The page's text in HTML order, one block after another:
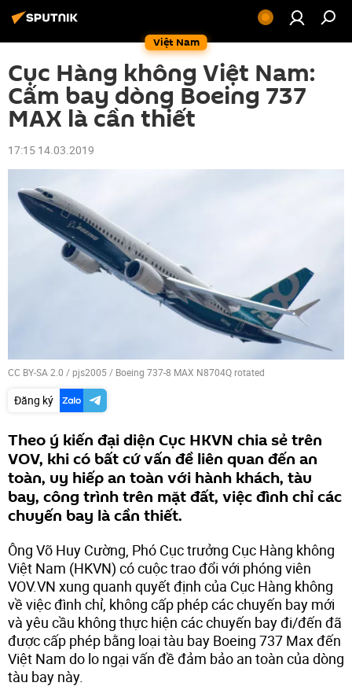
Việt Nam
Cục Hàng không Việt Nam:
Cấm bay dòng Boeing 737
MAX là cần thiết
17:15 14.03.2019
CC BY-SA 2.0 / pjs2005/ Boeing 737-8 MAX N8704Q rotated
Đăng ký
Theo ý kiến đại diện Cục HKVN chia sẻ trên
VOV, khi có bất cứ vấn đề liên quan đến an
toàn, uy hiếp an toàn với hành khách, tàu
bay, công trình trên mặt đất, việc đình chỉ các
chuyến bay là cần thiết.
Ông Võ Huy Cường, Phó Cục trưởng Cục Hàng không
Việt Nam (HKVN) có cuộc trao đổi với phóng viên
VOV.VN xung quanh quyết định của Cục Hàng không
về việc đình chỉ, không cấp phép các chuyến bay mới
và yêu cầu không thực hiện các chuyến bay đi/đến đã
được cấp phép bằng loại tàu bay Boeing 737 Max đến
Việt Nam do lo ngại vấn đề đảm bảo an toàn của dòng
tàu bay này.